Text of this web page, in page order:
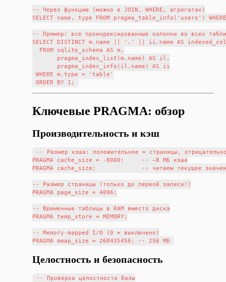
-- Через функцию (можно в JOIN, WHERE, агрегатах)
SELECT name, type FROM pragma_table_info('users')
-- Пример: все проиндексированные колонки во всех
SELECT DISTINCT m.name || '.' || ii.name AS indexed_col
  FROM sqlite_schema AS m,
       pragma_index_list(m.name) AS il,
       pragma_index_info(il.name) AS ii
WHERE m.type = 'table'
Ключевые PRAGMA: обзор
Производительность и кэш
-- Размер кэша: положительное = страницы,
PRAGMA cache_size = -8000;     -- ~8 МБ кэша
PRAGMA cache_size;             -- читаем текущее
-- Размер страницы (только до первой записи!)
PRAGMA page_size = 4096;
-- Временные таблицы в RAM вместо диска
PRAGMA temp_store = MEMORY;
-- Memory-mapped I/O (0 = выключено)
Целостность и безопасность
-- Проверка целостности базы